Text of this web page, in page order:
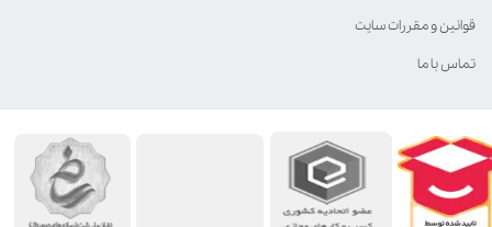
قوانین و مقررات سایت
تماس با ما